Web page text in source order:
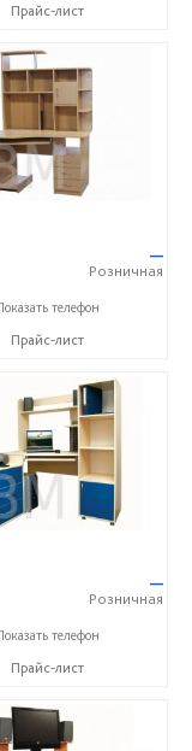
Прайс-лист
—
Розничная
(900) 023-00-11
телефон
Прайс-лист
—
Розничная
(900) 023-00-11
телефон
Прайс-лист